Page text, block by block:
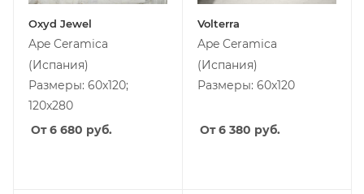
Oxyd Jewel
Ape Ceramica
(Испания)
Размеры: 60x120;
120x280
От 6 680 руб.
Volterra
Ape Ceramica
(Испания)
Размеры: 60x120
От 6 380 руб.